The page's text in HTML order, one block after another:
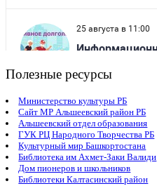
Полезные ресурсы
Министерство культуры РБ
Сайт МР Альшеевский район РБ
Альшеевский отдел образования
ГУК РЦ Народного Творчества РБ
Культурный мир Башкортостана
Библиотека им Ахмет-Заки Валиди
Дом пионеров и школьников
Библиотеки Калтасинский район